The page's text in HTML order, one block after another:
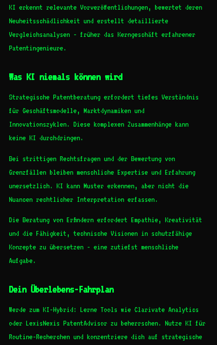
KI erkennt relevante Vorveröffentlichungen, bewertet deren
Neuheitsschädlichkeit und erstellt detaillierte
Vergleichsanalysen - früher das Kerngeschäft erfahrener
Patentingenieure.
Was KI niemals können wird
Strategische Patentberatung erfordert tiefes Verständnis
für Geschäftsmodelle, Marktdynamiken und
Innovationszyklen. Diese komplexen Zusammenhänge kann
keine KI durchdringen.
Bei strittigen Rechtsfragen und der Bewertung von
Grenzfällen bleiben menschliche Expertise und Erfahrung
unersetzlich. KI kann Muster erkennen, aber nicht die
Nuancen rechtlicher Interpretation erfassen.
Die Beratung von Erfindern erfordert Empathie, Kreativität
und die Fähigkeit, technische Visionen in schutzfähige
Konzepte zu übersetzen - eine zutiefst menschliche
Aufgabe.
Dein Überlebens-Fahrplan
Werde zum KI-Hybrid: Lerne Tools wie Clarivate Analytics
oder LexisNexis PatentAdvisor zu beherrschen. Nutze KI für
Routine-Recherchen und konzentriere dich auf strategische